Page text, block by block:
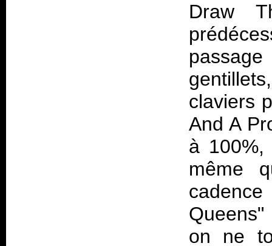
Draw
claviers
And A
à 100%,
même
on ne